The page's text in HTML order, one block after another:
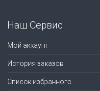
Наш Сервис
Мой аккаунт
История заказов
Список избранного